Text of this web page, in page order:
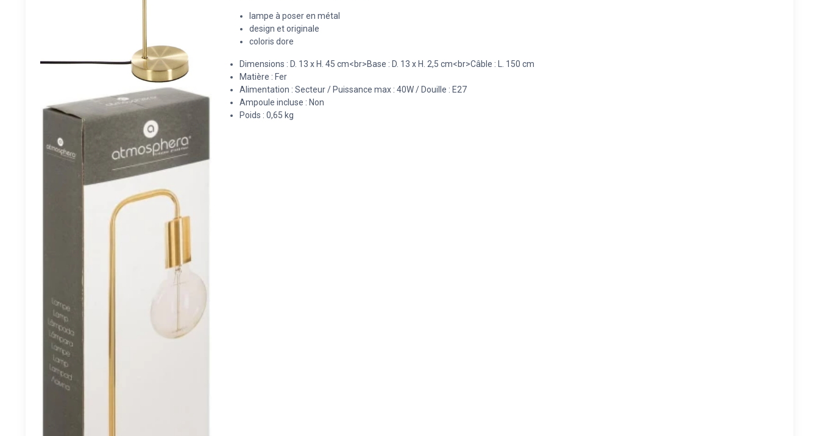
lampe à poser en métal
design et originale
coloris dore
Dimensions : D. 13 x H. 45 cm<br>Base : D. 13 x H. 2,5 cm<br>Câble : L. 150 cm
Matière : Fer
Alimentation : Secteur / Puissance max : 40W / Douille : E27
Ampoule incluse : Non
Poids : 0,65 kg